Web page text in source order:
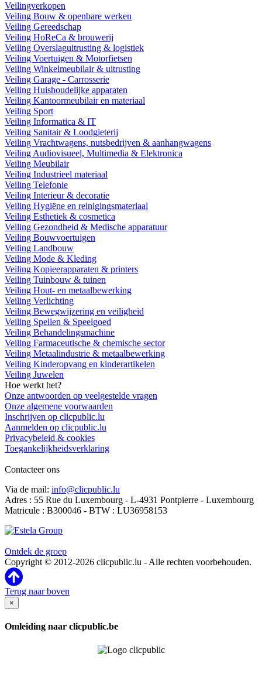
Veilingverkopen
Veiling Bouw & openbare werken
Veiling Gereedschap
Veiling HoReCa & brouwerij
Veiling Overslaguitrusting & logistiek
Veiling Voertuigen & Motorfietsen
Veiling Winkelmeubilair & uitrusting
Veiling Garage - Carrosserie
Veiling Huishoudelijke apparaten
Veiling Kantoormeubilair en materiaal
Veiling Sport
Veiling Informatica & IT
Veiling Sanitair & Loodgieterij
Veiling Vrachtwagens, nutsbedrijven & aanhangwagens
Veiling Audiovisueel, Multimedia & Elektronica
Veiling Meubilair
Veiling Industrieel materiaal
Veiling Telefonie
Veiling Interieur & decoratie
Veiling Hygiëne en reinigingsmateriaal
Veiling Esthetiek & cosmetica
Veiling Gezondheid & Medische apparatuur
Veiling Bouwvoertuigen
Veiling Landbouw
Veiling Mode & Kleding
Veiling Kopieerapparaten & printers
Veiling Tuinbouw & tuinen
Veiling Hout- en metaalbewerking
Veiling Verlichting
Veiling Bewegwijzering en veiligheid
Veiling Spellen & Speelgoed
Veiling Behandelingsmachine
Veiling Farmaceutische & chemische sector
Veiling Metaalindustrie & metaalbewerking
Veiling Kinderopvang en kinderartikelen
Veiling Juwelen
Hoe werkt het?
Onze antwoorden op veelgestelde vragen
Onze algemene voorwaarden
Inschrijven op clicpublic.lu
Aanmelden op clicpublic.lu
Privacybeleid & cookies
Toegankelijkheidsverklaring
Contacteer ons
Via de mail: info@clicpublic.lu
Adres : 55 Rue du Luxembourg - L-4931 Pontpierre - Luxembourg
Matricule : B300046 - BTW : LU36958153
Ontdek de groep
Copyright © 2012-2026 clicpublic.lu - Alle rechten voorbehouden.
Terug naar boven
×
Omleiding naar clicpublic.be